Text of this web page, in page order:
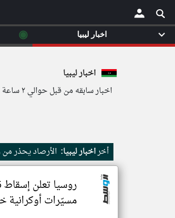
×
اخبار ليبيا
اخبار سابقه من قبل حوالي ٢ ساعة
أخراخبار ليبيا: الأرصاد يحذر
مسيّرات أوكرانية
اخبار ليبيا ◉